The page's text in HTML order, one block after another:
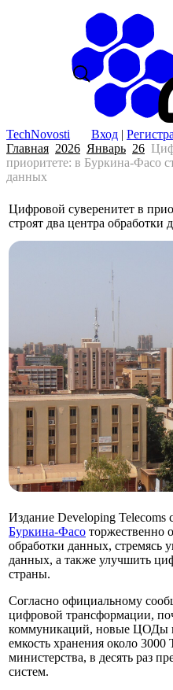
TechNovosti Вход |
Главная 2026 Январь 26
приоритете: в Буркина-Фасо
данных
Цифровой суверенитет в
строят два центра обработки
Издание Developing Telecoms
Буркина-Фасо торжественно
обработки данных, стремясь
данных, а также улучшить
страны.
Согласно официальному
цифровой трансформации,
коммуникаций, новые ЦОДы
емкость хранения около
министерства, в десять раз
систем.